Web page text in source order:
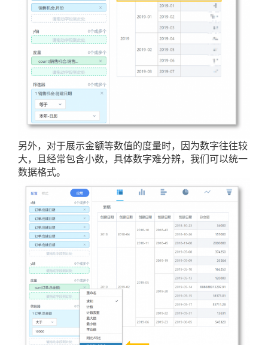
另外，对于展示金额等数值的度量时，因为数字往往较
大，且经常包含小数，具体数字难分辨，我们可以统一
数据格式。